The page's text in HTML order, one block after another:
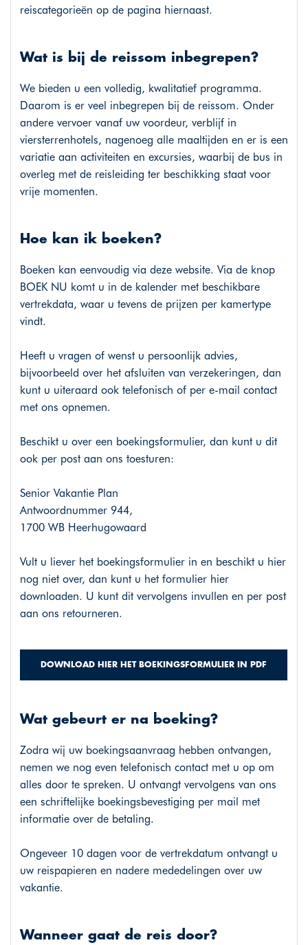
reiscategorieën op de pagina hiernaast.
Wat is bij de reissom inbegrepen?
We bieden u een volledig, kwalitatief programma.
Daarom is er veel inbegrepen bij de reissom. Onder
andere vervoer vanaf uw voordeur, verblijf in
viersterrenhotels, nagenoeg alle maaltijden en er is een
variatie aan activiteiten en excursies, waarbij de bus in
overleg met de reisleiding ter beschikking staat voor
vrije momenten.
Hoe kan ik boeken?
Boeken kan eenvoudig via deze website. Via de knop
BOEK NU komt u in de kalender met beschikbare
vertrekdata, waar u tevens de prijzen per kamertype
vindt.
Heeft u vragen of wenst u persoonlijk advies,
bijvoorbeeld over het afsluiten van verzekeringen, dan
kunt u uiteraard ook telefonisch of per e-mail contact
met ons opnemen.
Beschikt u over een boekingsformulier, dan kunt u dit
ook per post aan ons toesturen:
Senior Vakantie Plan
Antwoordnummer 944,
1700 WB Heerhugowaard
Vult u liever het boekingsformulier in en beschikt u hier
nog niet over, dan kunt u het formulier hier
downloaden. U kunt dit vervolgens invullen en per post
aan ons retourneren.
DOWNLOAD HIER HET BOEKINGSFORMULIER IN PDF
Wat gebeurt er na boeking?
Zodra wij uw boekingsaanvraag hebben ontvangen,
nemen we nog even telefonisch contact met u op om
alles door te spreken. U ontvangt vervolgens van ons
een schriftelijke boekingsbevestiging per mail met
informatie over de betaling.
Ongeveer 10 dagen voor de vertrekdatum ontvangt u
uw reispapieren en nadere mededelingen over uw
vakantie.
Wanneer gaat de reis door?